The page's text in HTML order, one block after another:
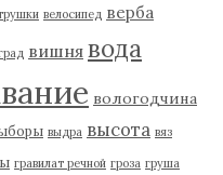
велосипед верба
вишня вода
вологодчина
выдра высота вяз
гравилат речной гроза груша